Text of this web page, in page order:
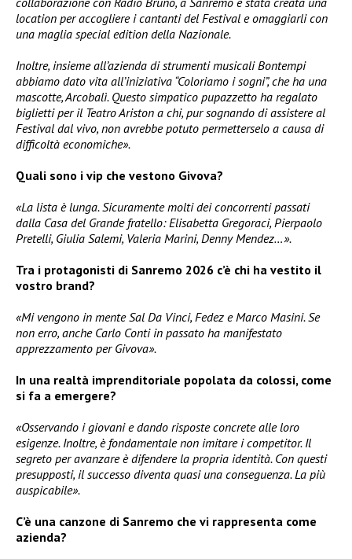
location per accogliere i cantanti del Festival e omaggiarli con
una maglia special edition della Nazionale.
Inoltre, insieme all’azienda di strumenti musicali Bontempi
abbiamo dato vita all’iniziativa “Coloriamo i sogni”, che ha una
mascotte, Arcobalì. Questo simpatico pupazzetto ha regalato
biglietti per il Teatro Ariston a chi, pur sognando di assistere al
Festival dal vivo, non avrebbe potuto permetterselo a causa di
difficoltà economiche».
Quali sono i vip che vestono Givova?
«La lista è lunga. Sicuramente molti dei concorrenti passati
dalla Casa del Grande fratello: Elisabetta Gregoraci, Pierpaolo
Pretelli, Giulia Salemi, Valeria Marini, Denny Mendez…».
Tra i protagonisti di Sanremo 2026 c’è chi ha vestito il
vostro brand?
«Mi vengono in mente Sal Da Vinci, Fedez e Marco Masini. Se
non erro, anche Carlo Conti in passato ha manifestato
apprezzamento per Givova».
In una realtà imprenditoriale popolata da colossi, come
si fa a emergere?
«Osservando i giovani e dando risposte concrete alle loro
esigenze. Inoltre, è fondamentale non imitare i competitor. Il
segreto per avanzare è difendere la propria identità. Con questi
presupposti, il successo diventa quasi una conseguenza. La più
auspicabile».
C’è una canzone di Sanremo che vi rappresenta come
azienda?